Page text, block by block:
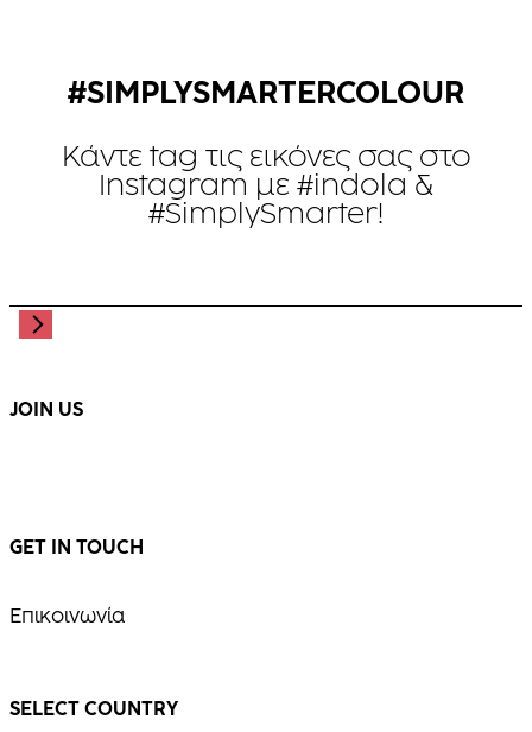
#SIMPLYSMARTERCOLOUR
Κάντε tag τις εικόνες σας στο
Instagram με #indola &
#SimplySmarter!
JOIN US
GET IN TOUCH
Επικοινωνία
SELECT COUNTRY